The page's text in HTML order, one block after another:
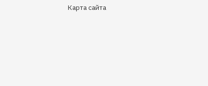
Карта сайта